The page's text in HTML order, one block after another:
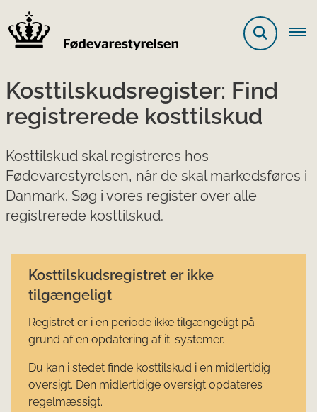
Kosttilskudsregister: Find
registrerede kosttilskud
Kosttilskud skal registreres hos
Fødevarestyrelsen, når de skal markedsføres i
Danmark. Søg i vores register over alle
registrerede kosttilskud.
Kosttilskudsregistret er ikke
tilgængeligt
Registret er i en periode ikke tilgængeligt på
grund af en opdatering af it-systemer.
Du kan i stedet finde kosttilskud i en midlertidig
oversigt. Den midlertidige oversigt opdateres
regelmæssigt.